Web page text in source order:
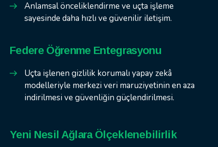
Anlamsal önceliklendirme ve uçta işleme
sayesinde daha hızlı ve güvenilir iletişim.
Federe Öğrenme Entegrasyonu
Uçta işlenen gizlilik korumalı yapay zekâ
modelleriyle merkezi veri maruziyetinin en aza
indirilmesi ve güvenliğin güçlendirilmesi.
Yeni Nesil Ağlara Ölçeklenebilirlik